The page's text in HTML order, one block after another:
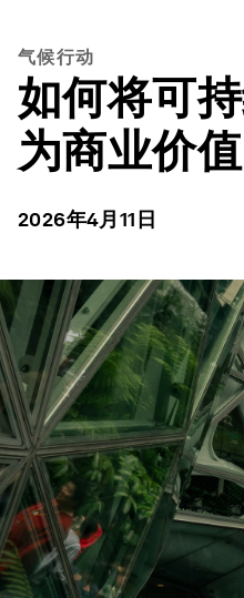
气候行动
如何将可
为商业价
2026年4月11日